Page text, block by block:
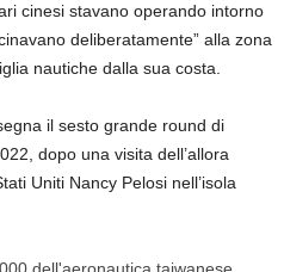
cinesi stavano operando intorno
deliberatamente” alla zona
nautiche dalla sua costa.
il sesto grande round di
dopo una visita dell’allora
Uniti Nancy Pelosi nell’isola